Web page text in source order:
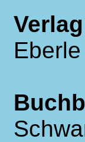
Eberle